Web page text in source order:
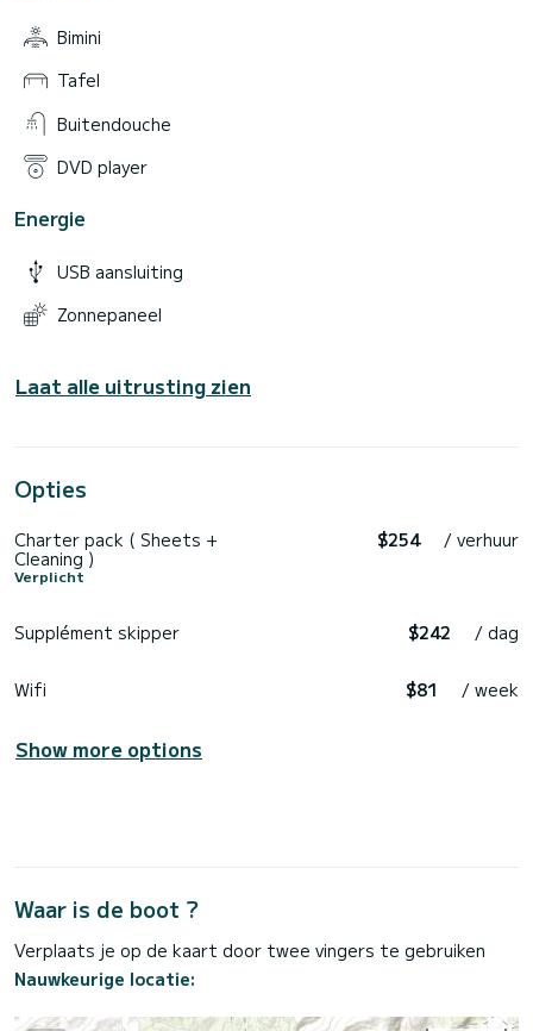
Bimini
Tafel
Buitendouche
DVD player
Energie
USB aansluiting
Zonnepaneel
Laat alle uitrusting zien
Opties
Charter pack ( Sheets +
Cleaning )
Verplicht
$254 / verhuur
Supplément skipper $242 / dag
Wifi $81 / week
Show more options
Waar is de boot ?
Verplaats je op de kaart door twee vingers te gebruiken
Nauwkeurige locatie: